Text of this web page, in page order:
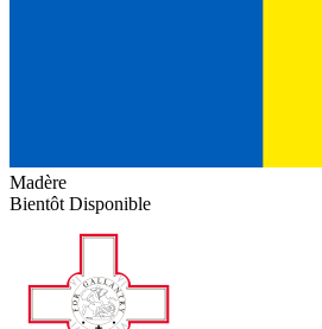
Madère
Bientôt Disponible